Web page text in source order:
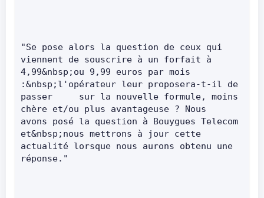
"Se pose alors la question de ceux qui
viennent de souscrire à un forfait à
4,99&nbsp;ou 9,99 euros par mois
:&nbsp;l'opérateur leur proposera-t-il de
passer     sur la nouvelle formule, moins
chère et/ou plus avantageuse ? Nous
avons posé la question à Bouygues Telecom
et&nbsp;nous mettrons à jour cette
actualité lorsque nous aurons obtenu une
réponse."